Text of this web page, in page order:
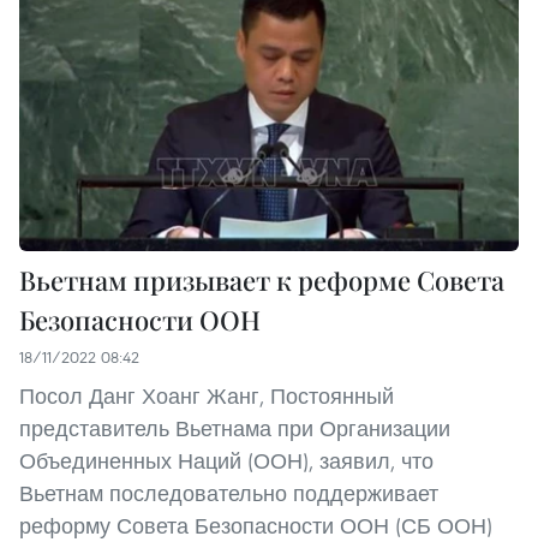
Вьетнам призывает к реформе Совета
Безопасности ООН
18/11/2022 08:42
Посол Данг Хоанг Жанг, Постоянный
представитель Вьетнама при Организации
Объединенных Наций (ООН), заявил, что
Вьетнам последовательно поддерживает
реформу Совета Безопасности ООН (СБ ООН)